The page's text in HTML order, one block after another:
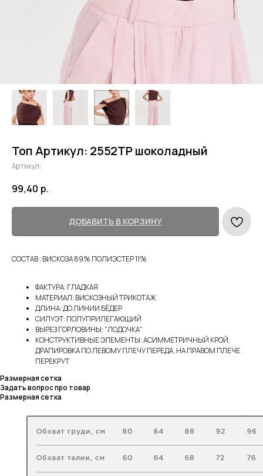
Топ Артикул: 2552TP шоколадный
Артикул:
99,40 р.
ДОБАВИТЬ В КОРЗИНУ
СОСТАВ : ВИСКОЗА 89% ПОЛИЭСТЕР 11%
ФАКТУРА: ГЛАДКАЯ
МАТЕРИАЛ: ВИСКОЗНЫЙ ТРИКОТАЖ
ДЛИНА: ДО ЛИНИИ БЁДЕР
СИЛУЭТ: ПОЛУПРИЛЕГАЮЩИЙ
ВЫРЕЗ ГОРЛОВИНЫ: "ЛОДОЧКА"
КОНСТРУКТИВНЫЕ ЭЛЕМЕНТЫ: АСИММЕТРИЧНЫЙ КРОЙ,
ДРАПИРОВКА ПО ЛЕВОМУ ПЛЕЧУ ПЕРЕДА, НА ПРАВОМ ПЛЕЧЕ
ПЕРЕКРУТ
Размерная сетка
Задать вопрос про товар
Размерная сетка